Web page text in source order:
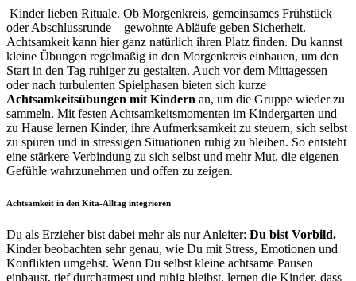
Kinder lieben Rituale. Ob Morgenkreis, gemeinsames Frühstück
oder Abschlussrunde – gewohnte Abläufe geben Sicherheit.
Achtsamkeit kann hier ganz natürlich ihren Platz finden. Du kannst
kleine Übungen regelmäßig in den Morgenkreis einbauen, um den
Start in den Tag ruhiger zu gestalten. Auch vor dem Mittagessen
oder nach turbulenten Spielphasen bieten sich kurze
Achtsamkeitsübungen mit Kindern an, um die Gruppe wieder zu
sammeln. Mit festen Achtsamkeitsmomenten im Kindergarten und
zu Hause lernen Kinder, ihre Aufmerksamkeit zu steuern, sich selbst
zu spüren und in stressigen Situationen ruhig zu bleiben. So entsteht
eine stärkere Verbindung zu sich selbst und mehr Mut, die eigenen
Gefühle wahrzunehmen und offen zu zeigen.
Achtsamkeit in den Kita-Alltag integrieren
Du als Erzieher bist dabei mehr als nur Anleiter: Du bist Vorbild.
Kinder beobachten sehr genau, wie Du mit Stress, Emotionen und
Konflikten umgehst. Wenn Du selbst kleine achtsame Pausen
einbaust, tief durchatmest und ruhig bleibst, lernen die Kinder, dass